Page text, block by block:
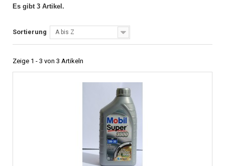
Es gibt 3 Artikel.
Sortierung A bis Z
Zeige 1 - 3 von 3 Artikeln